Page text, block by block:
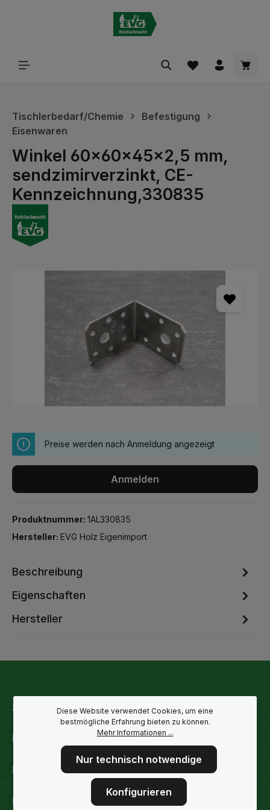
Tischlerbedarf/Chemie
Befestigung
Eisenwaren
Winkel 60x60x45x2,5 mm,
sendzimirverzinkt, CE-
Kennzeichnung,330835
Preise werden nach Anmeldung angezeigt
Anmelden
Produktnummer: 1AL330835
Hersteller: EVG Holz Eigenimport
Beschreibung
Eigenschaften
Hersteller
Service-Hotline
Rechtliche Hinweise
Informationen
Folge uns
Diese Website verwendet Cookies, um eine
bestmögliche Erfahrung bieten zu können.
Mehr Informationen ...
Nur technisch notwendige
Konfigurieren